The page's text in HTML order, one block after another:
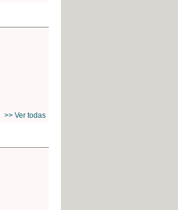
>> Ver todas